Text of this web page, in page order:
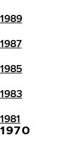
1989
1987
1985
1983
1981
1970